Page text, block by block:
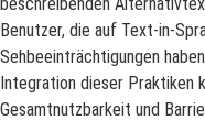
Benutzer, die auf Text-in-
Sehbeeinträchtigungen
Integration dieser Praktiken
Gesamtnutzbarkeit und